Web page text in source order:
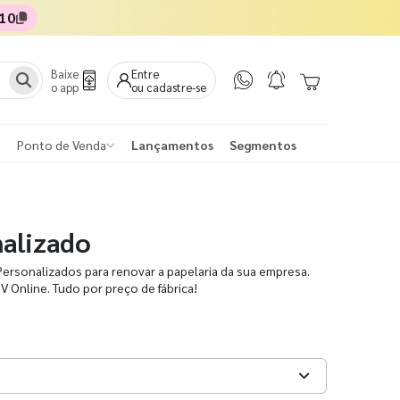
Baixe
o app
Entre
ou cadastre-se
Ponto de Venda Lançamentos Segmentos
para renovar a papelaria da sua empresa.
Online. Tudo por preço de fábrica!